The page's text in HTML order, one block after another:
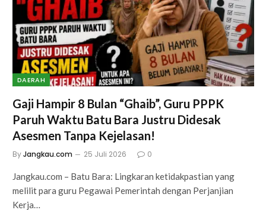
DAERAH
Gaji Hampir 8 Bulan “Ghaib”, Guru PPPK
Paruh Waktu Batu Bara Justru Didesak
Asesmen Tanpa Kejelasan!
ByJangkau.com 25 Juli 2026 0
Jangkau.com – Batu Bara: Lingkaran ketidakpastian yang
melilit para guru Pegawai Pemerintah dengan Perjanjian
Kerja…